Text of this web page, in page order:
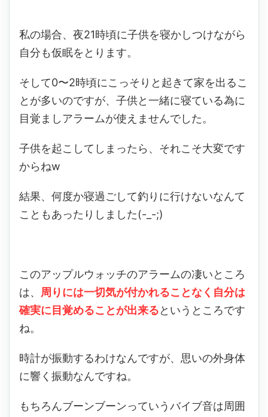
私の場合、夜21時頃に子供を寝かしつけながら
自分も仮眠をとります。
そして0〜2時頃にこっそりと起きて家を出るこ
とが多いのですが、子供と一緒に寝ている為に
目覚ましアラームが使えませんでした。
子供を起こしてしまったら、それこそ大変です
からねw
結果、何度か寝過ごして釣りに行けないなんて
こともあったりしました(-_-;)
このアップルウォッチのアラームの凄いところ
は、 周りには一切気が付かれることなく自分は
確実に目覚めることが出来るというところです
ね。
時計が振動するわけなんですが、思いの外身体
に響く振動なんですね。
もちろんブーンブーンっていうバイブ音は周囲